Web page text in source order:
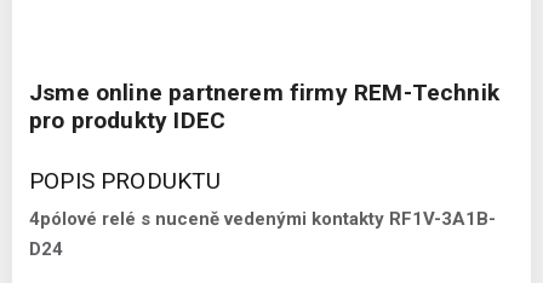
Jsme online partnerem firmy REM-Technik
pro produkty IDEC
POPIS PRODUKTU
4pólové relé s nuceně vedenými kontakty RF1V-3A1B-
D24